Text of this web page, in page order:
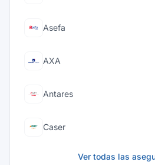
Asefa
AXA
Antares
Caser
Ver todas las